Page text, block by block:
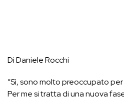
Di Daniele Rocchi
“Sì, sono molto preoccupato
Per me si tratta di una nuova